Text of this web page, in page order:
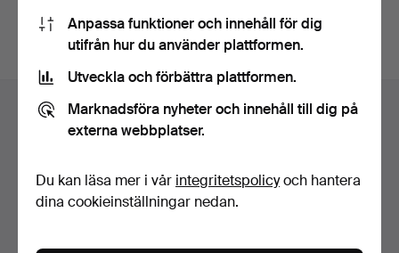
Sidfotsnavigation
Hjälp och kontakt
Kontakta support
Betalningsalternativ
Vi skickar med
Anpassa funktioner och innehåll för dig
utifrån hur du använder plattformen.
Utveckla och förbättra plattformen.
Marknadsföra nyheter och innehåll till dig på
externa webbplatser.
Du kan läsa mer i vår integritetspolicyoch hantera
dina cookieinställningar nedan.